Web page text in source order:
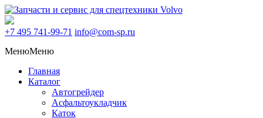
+7 495 741-99-71 info@com-sp.ru
МенюМеню
Главная
Каталог
Автогрейдер
Асфальтоукладчик
Каток